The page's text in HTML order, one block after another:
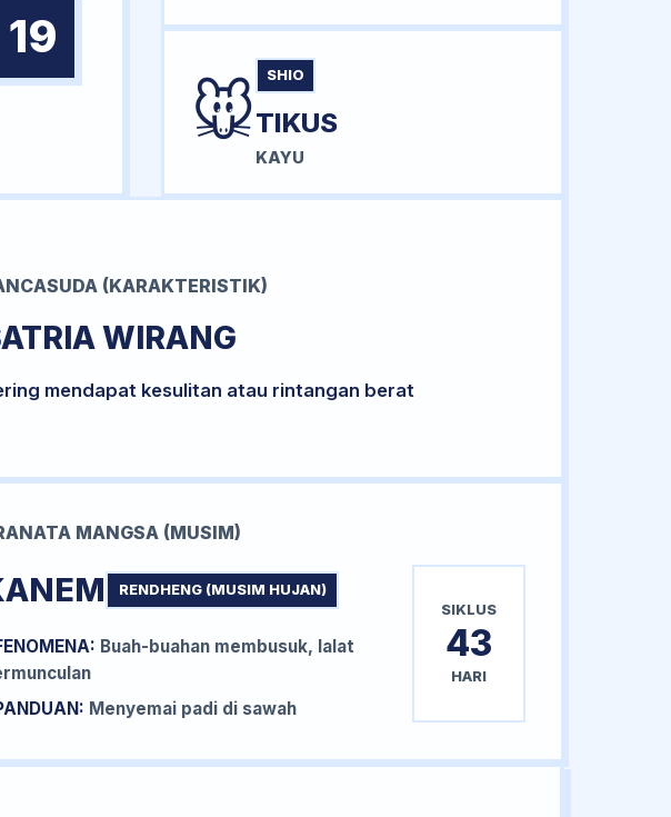
19
🐭 SHIO
TIKUS
KAYU
(KARAKTERISTIK)
WIRANG
mendapat kesulitan atau rintangan berat
MANGSA (MUSIM)
RENDHENG (MUSIM HUJAN)
Buah-buahan membusuk, lalat
Menyemai padi di sawah
SIKLUS
43
HARI